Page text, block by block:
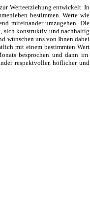
Werteerziehung entwickelt. In
bestimmen. Werte wie
miteinander umzugehen. Die
sich konstruktiv und nachhaltig
wünschen uns von Ihnen dabei
mit einem bestimmten Wert
besprochen und dann im
respektvoller, höflicher und